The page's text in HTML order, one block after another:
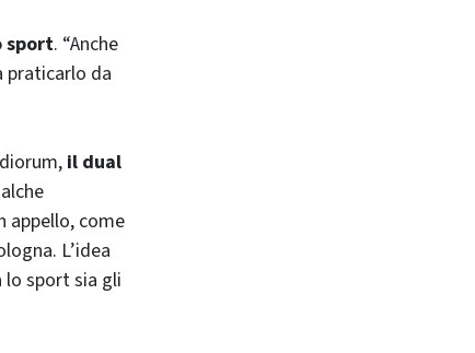
sport. “Anche
praticarlo da
il dual
appello, come
L’idea
lo sport sia gli